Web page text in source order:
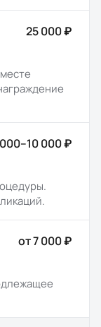
25 000 ₽
000 ₽
от 7 000 ₽